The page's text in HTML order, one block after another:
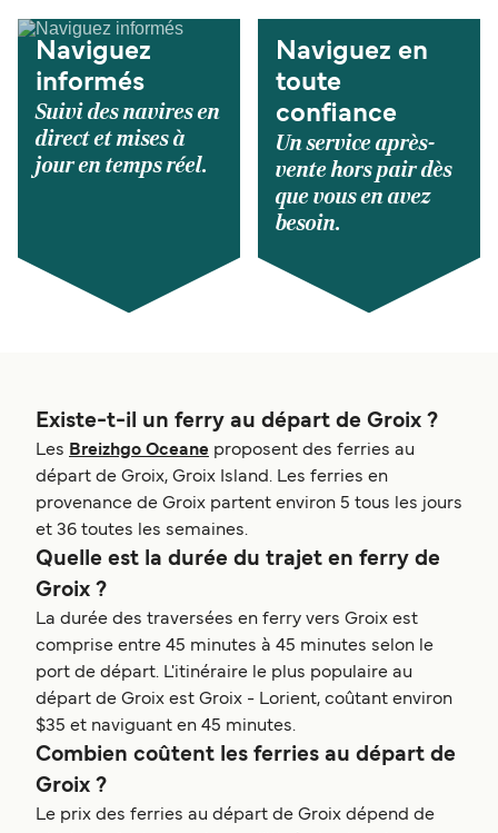
Naviguez
informés
Suivi des navires en
direct et mises à
jour en temps réel.
Naviguez en
toute
confiance
Un service après-
vente hors pair dès
que vous en avez
besoin.
Existe-t-il un ferry au départ de Groix ?
Les Breizhgo Oceane proposent des ferries au
départ de Groix, Groix Island. Les ferries en
provenance de Groix partent environ 5 tous les jours
et 36 toutes les semaines.
Quelle est la durée du trajet en ferry de
Groix ?
La durée des traversées en ferry vers Groix est
comprise entre 45 minutes à 45 minutes selon le
port de départ. L'itinéraire le plus populaire au
départ de Groix est Groix - Lorient, coûtant environ
$35 et naviguant en 45 minutes.
Combien coûtent les ferries au départ de
Groix ?
Le prix des ferries au départ de Groix dépend de